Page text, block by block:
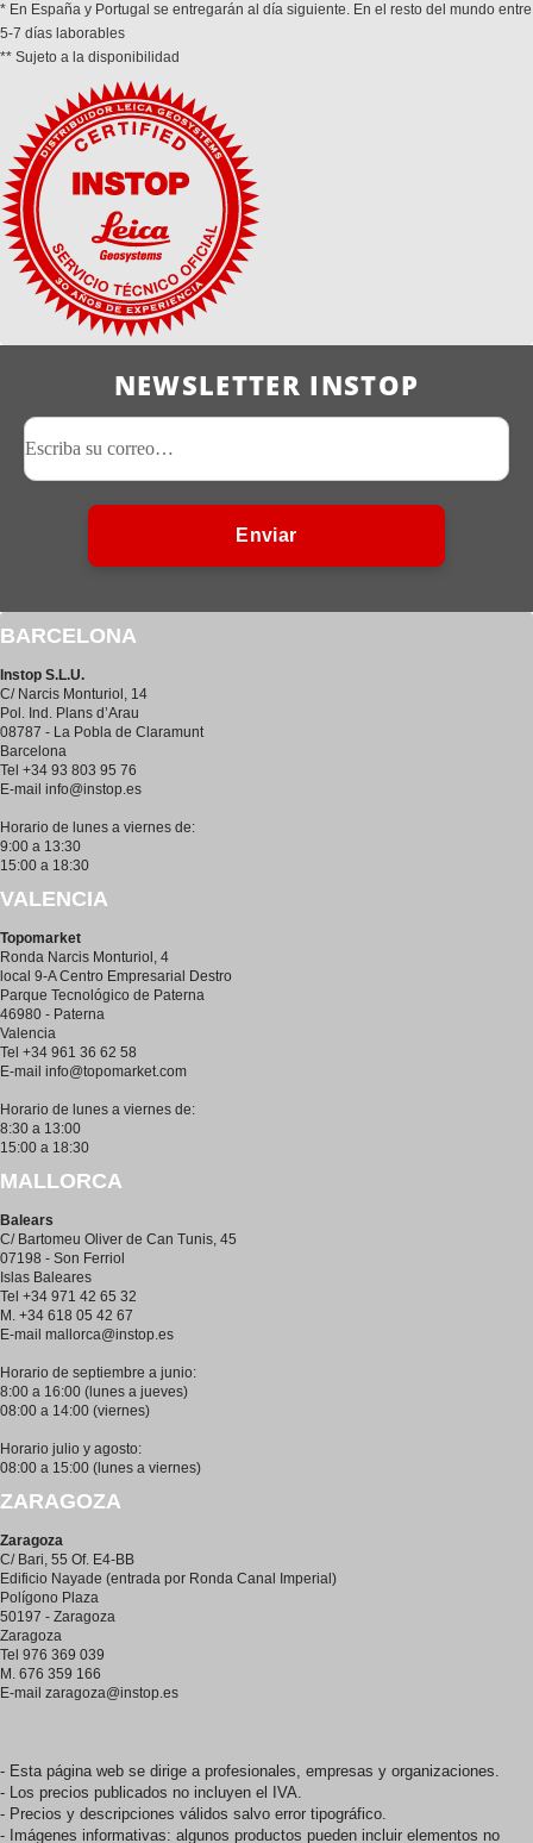
* En España y Portugal se entregarán al día siguiente. En el resto del mundo entre
5-7 días laborables
** Sujeto a la disponibilidad
NEWSLETTER INSTOP
Enviar
BARCELONA
Instop S.L.U.
C/ Narcis Monturiol, 14
Pol. Ind. Plans d’Arau
08787 - La Pobla de Claramunt
Barcelona
Tel +34 93 803 95 76
E-mail info@instop.es
Horario de lunes a viernes de:
9:00 a 13:30
15:00 a 18:30
VALENCIA
Topomarket
Ronda Narcis Monturiol, 4
local 9-A Centro Empresarial Destro
Parque Tecnológico de Paterna
46980 - Paterna
Valencia
Tel +34 961 36 62 58
E-mail info@topomarket.com
Horario de lunes a viernes de:
8:30 a 13:00
15:00 a 18:30
MALLORCA
Balears
C/ Bartomeu Oliver de Can Tunis, 45
07198 - Son Ferriol
Islas Baleares
Tel +34 971 42 65 32
M. +34 618 05 42 67
E-mail mallorca@instop.es
Horario de septiembre a junio:
8:00 a 16:00 (lunes a jueves)
08:00 a 14:00 (viernes)
Horario julio y agosto:
08:00 a 15:00 (lunes a viernes)
ZARAGOZA
Zaragoza
C/ Bari, 55 Of. E4-BB
Edificio Nayade (entrada por Ronda Canal Imperial)
Polígono Plaza
50197 - Zaragoza
Zaragoza
Tel 976 369 039
M. 676 359 166
E-mail zaragoza@instop.es
- Esta página web se dirige a profesionales, empresas y organizaciones.
- Los precios publicados no incluyen el IVA.
- Precios y descripciones válidos salvo error tipográfico.
- Imágenes informativas: algunos productos pueden incluir elementos no